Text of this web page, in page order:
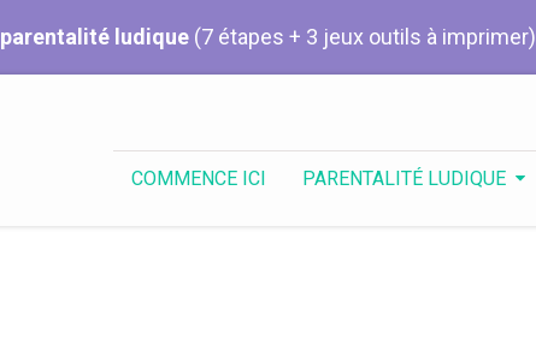
parentalité ludique (7 étapes + 3 jeux outils à imprimer)
COMMENCE ICI PARENTALITÉ LUDIQUE